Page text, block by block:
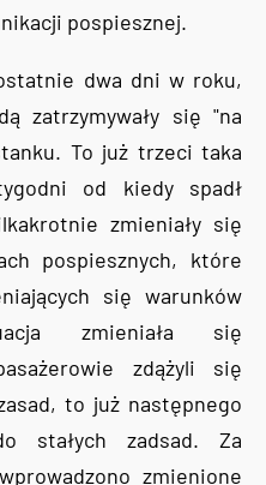
pospiesznej.
dwa dni w roku,
zatrzymywały się "na
To już trzeci taka
od kiedy spadł
zmieniały się
pospiesznych, które
się warunków
zmieniała się
zdążyli się
to już następnego
stałych zadsad. Za
zmienione